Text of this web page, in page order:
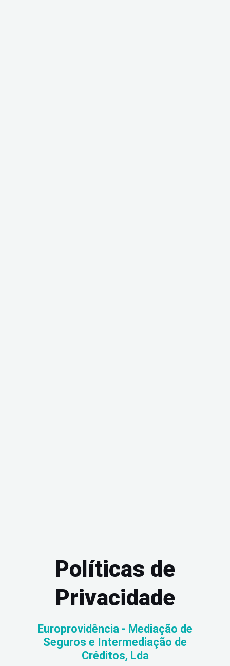
Políticas de
Privacidade
Europrovidência - Mediação de
Seguros e Intermediação de
Créditos, Lda